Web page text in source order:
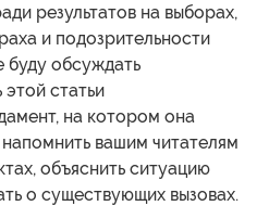
результатов на выборах,
и подозрительности
буду обсуждать
статьи
на котором она
вашим читателям
объяснить ситуацию
о существующих вызовах.